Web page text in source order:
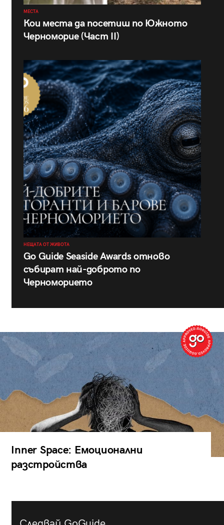
МЕСТА
Кои места да посетиш по Южното
Черноморие (Част II)
НЕЩАТА ОТ ЖИВОТА
Go Guide Seaside Awards отново
събират най-доброто по
Черноморието
Inner Space: Емоционални
разстройства